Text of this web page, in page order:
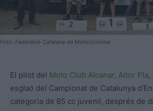
Foto: Federació Catalana de Motociclisme
El pilot del Moto Club Alcanar, Aitor Pla,
esglaó del Campionat de Catalunya
categoria de 85 cc juvenil, després de